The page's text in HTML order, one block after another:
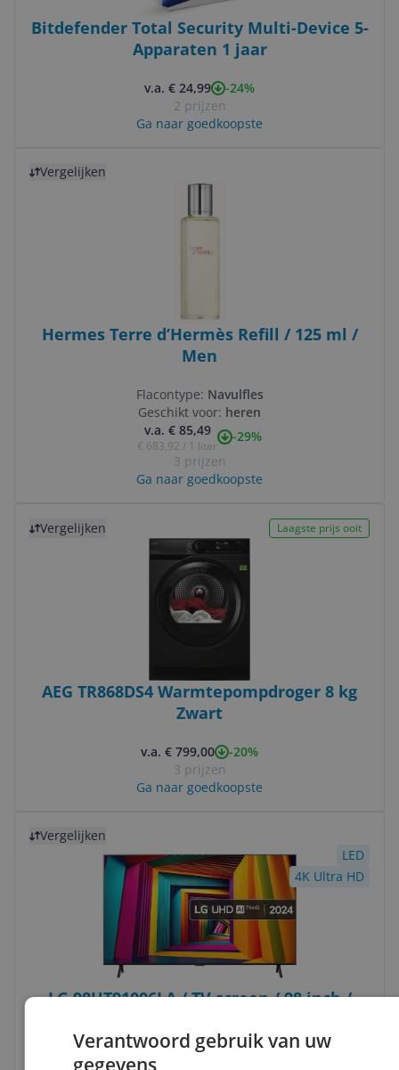
Bitdefender Total Security Multi-Device 5-
Apparaten 1 jaar
v.a. € 24,99
-24%
2 prijzen
Ga naar goedkoopste
Vergelijken
Hermes Terre d’Hermès Refill / 125 ml /
Men
Flacontype: Navulfles
Geschikt voor: heren
v.a. € 85,49
€ 683,92 / 1 liter
-29%
3 prijzen
Ga naar goedkoopste
Vergelijken Laagste prijs ooit
AEG TR868DS4 Warmtepompdroger 8 kg
Zwart
v.a. € 799,00
-20%
3 prijzen
Ga naar goedkoopste
Vergelijken
LED
4K Ultra HD
LG 98UT91006LA / TV screen / 98 inch /
HD-type:
4K Ultra HD
Verantwoord gebruik van uw
gegevens